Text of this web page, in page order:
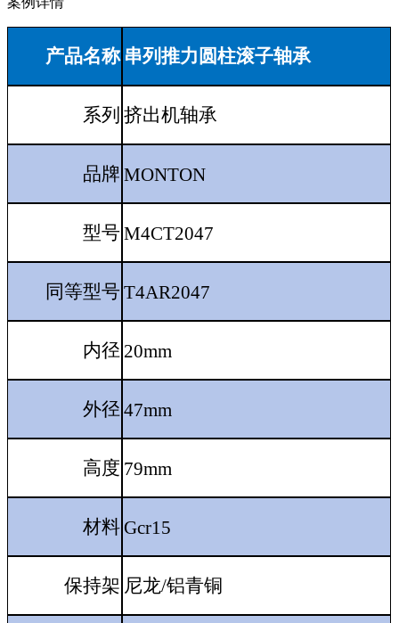
产品名称 串列推力圆柱滚子轴承
系列 挤出机轴承
品牌 MONTON
型号M4CT2047
同等型号T4AR2047
内径 20mm
外径47mm
高度 79mm
材料Gcr15
保持架 尼龙/铝青铜